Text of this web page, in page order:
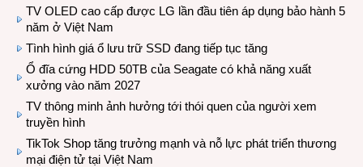
TV OLED cao cấp được LG lần đầu tiên áp dụng bảo hành 5
năm ở Việt Nam
Tình hình giá ổ lưu trữ SSD đang tiếp tục tăng
Ổ đĩa cứng HDD 50TB của Seagate có khả năng xuất
xưởng vào năm 2027
TV thông minh ảnh hưởng tới thói quen của người xem
truyền hình
TikTok Shop tăng trưởng mạnh và nỗ lực phát triển thương
mại điện tử tại Việt Nam